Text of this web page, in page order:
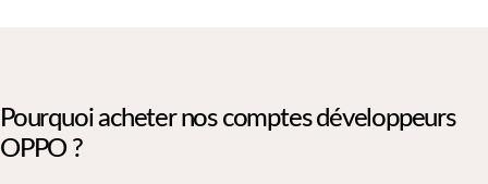
Pourquoi acheter nos comptes développeurs
OPPO ?